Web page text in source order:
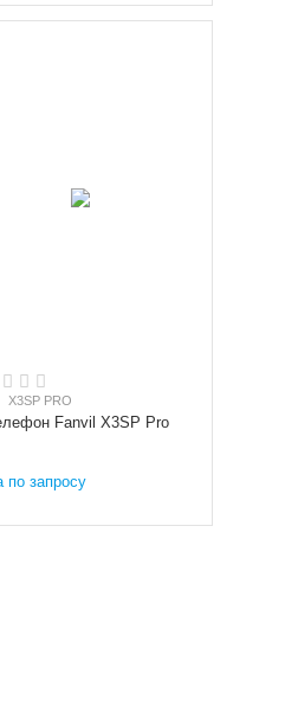
X3SP PRO
Fanvil X3SP Pro
по запросу